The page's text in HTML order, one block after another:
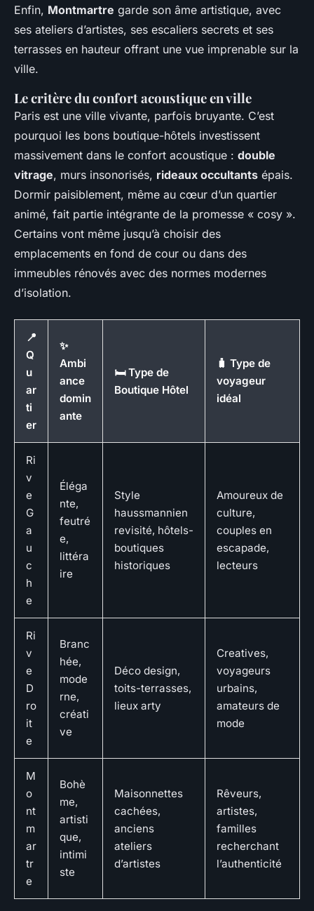
Enfin, Montmartre garde son âme artistique, avec
ses ateliers d’artistes, ses escaliers secrets et ses
terrasses en hauteur offrant une vue imprenable sur la
ville.
Le critère du confort acoustique en ville
Paris est une ville vivante, parfois bruyante. C’est
pourquoi les bons boutique-hôtels investissent
massivement dans le confort acoustique : double
vitrage, murs insonorisés, rideaux occultants épais.
Dormir paisiblement, même au cœur d’un quartier
animé, fait partie intégrante de la promesse « cosy ».
Certains vont même jusqu’à choisir des
emplacements en fond de cour ou dans des
immeubles rénovés avec des normes modernes
d’isolation.
📍
Q
u
ar
ti
er
✨
Ambi
ance
domin
ante
🛏️ Type de
Boutique Hôtel
🧳 Type de
voyageur
idéal
Ri
v
e
G
a
u
c
h
e
Éléga
nte,
feutré
e,
littéra
ire
Style
haussmannien
revisité, hôtels-
boutiques
historiques
Amoureux de
culture,
couples en
escapade,
lecteurs
Ri
v
e
D
ro
it
e
Branc
hée,
mode
rne,
créati
ve
Déco design,
toits-terrasses,
lieux arty
Creatives,
voyageurs
urbains,
amateurs de
mode
M
o
nt
m
ar
tr
e
Bohè
me,
artisti
que,
intimi
ste
Maisonnettes
cachées,
anciens
ateliers
d’artistes
Rêveurs,
artistes,
familles
recherchant
l’authenticité